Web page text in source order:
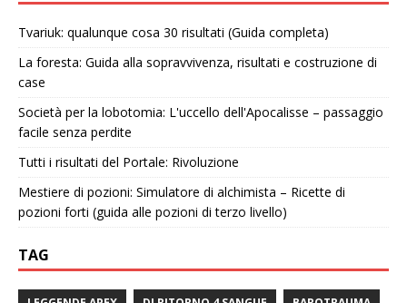
Tvariuk: qualunque cosa 30 risultati (Guida completa)
La foresta: Guida alla sopravvivenza, risultati e costruzione di
case
Società per la lobotomia: L'uccello dell'Apocalisse – passaggio
facile senza perdite
Tutti i risultati del Portale: Rivoluzione
Mestiere di pozioni: Simulatore di alchimista – Ricette di
pozioni forti (guida alle pozioni di terzo livello)
TAG